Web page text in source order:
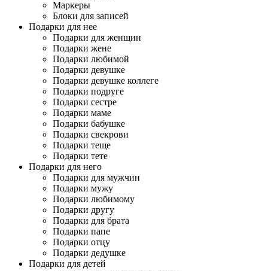
Маркеры
Блоки для записей
Подарки для нее
Подарки для женщин
Подарки жене
Подарки любимой
Подарки девушке
Подарки девушке коллеге
Подарки подруге
Подарки сестре
Подарки маме
Подарки бабушке
Подарки свекрови
Подарки теще
Подарки тете
Подарки для него
Подарки для мужчин
Подарки мужу
Подарки любимому
Подарки другу
Подарки для брата
Подарки папе
Подарки отцу
Подарки дедушке
Подарки для детей